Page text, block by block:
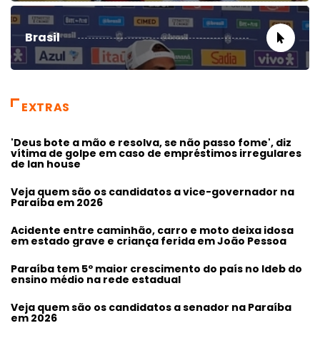
Brasil
EXTRAS
'Deus bote a mão e resolva, se não passo fome', diz
vítima de golpe em caso de empréstimos irregulares
de lan house
Veja quem são os candidatos a vice-governador na
Paraíba em 2026
Acidente entre caminhão, carro e moto deixa idosa
em estado grave e criança ferida em João Pessoa
Paraíba tem 5º maior crescimento do país no Ideb do
ensino médio na rede estadual
Veja quem são os candidatos a senador na Paraíba
em 2026